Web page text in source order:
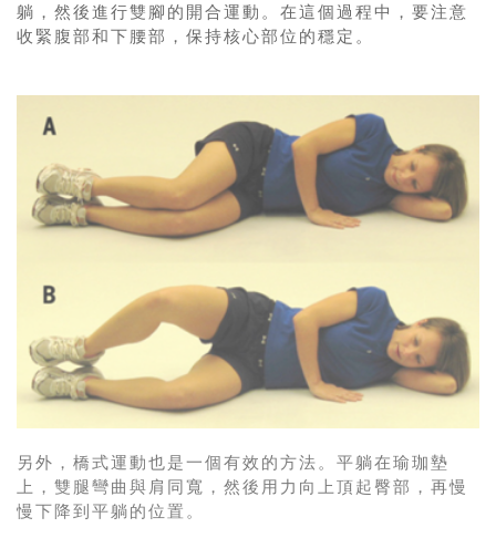
躺，然後進行雙腳的開合運動。在這個過程中，要注意
收緊腹部和下腰部，保持核心部位的穩定。
另外，橋式運動也是一個有效的方法。平躺在瑜珈墊
上，雙腿彎曲與肩同寬，然後用力向上頂起臀部，再慢
慢下降到平躺的位置。